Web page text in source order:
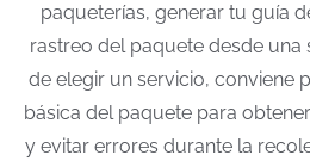
paqueterías, generar tu guía
rastreo del paquete desde una
de elegir un servicio, conviene
básica del paquete para
y evitar errores durante la